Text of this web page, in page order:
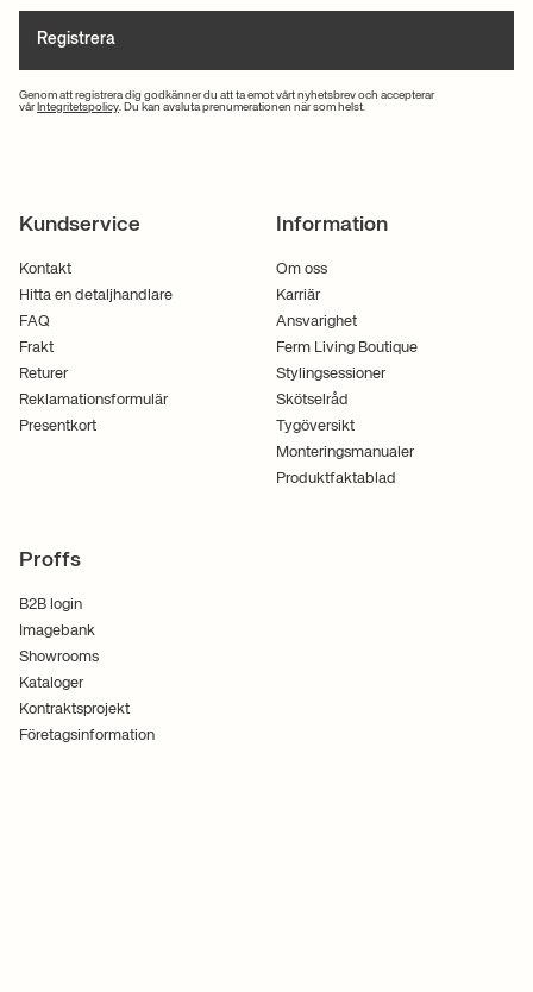
Genom att registrera dig godkänner du att ta emot vårt nyhetsbrev och accepterar
vår Integritetspolicy . Du kan avsluta prenumerationen när som helst.
Registrera
Kundservice
Kontakt
Hitta en detaljhandlare
FAQ
Frakt
Returer
Reklamationsformulär
Presentkort
Information
Om oss
Karriär
Ansvarighet
Ferm Living Boutique
Stylingsessioner
Skötselråd
Tygöversikt
Monteringsmanualer
Produktfaktablad
Proffs
B2B login
Imagebank
Showrooms
Kataloger
Kontraktsprojekt
Företagsinformation